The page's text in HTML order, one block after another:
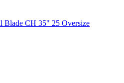
Blade CH 35" 25 Oversize